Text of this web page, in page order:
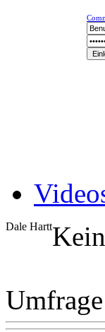
Dale Hartt
Umfrage